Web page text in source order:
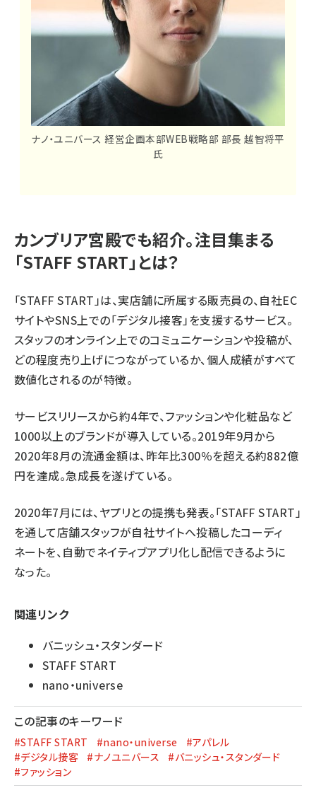
ナノ・ユニバース 経営企画本部WEB戦略部 部長 越智将平
氏
カンブリア宮殿でも紹介。注目集まる
「STAFF START」とは？
「STAFF START」は、実店舗に所属する販売員の、自社EC
サイトやSNS上での「デジタル接客」を支援するサービス。
スタッフのオンライン上でのコミュニケーションや投稿が、
どの程度売り上げにつながっているか、個人成績がすべて
数値化されるのが特徴。
サービスリリースから約4年で、ファッションや化粧品など
1000以上のブランドが導入している。2019年9月から
2020年8月の流通金額は、昨年比300％を超える約882億
円を達成。急成長を遂げている。
2020年7月には、ヤプリとの提携も発表。「STAFF START」
を通して店舗スタッフが自社サイトへ投稿したコーディ
ネートを、自動でネイティブアプリ化し配信できるように
なった。
関連リンク
バニッシュ・スタンダード
STAFF START
nano・universe
この記事のキーワード
#STAFF START #nano・universe
#アパレル
#デジタル接客
#ナノユニバース
#バニッシュ・スタンダード
#ファッション